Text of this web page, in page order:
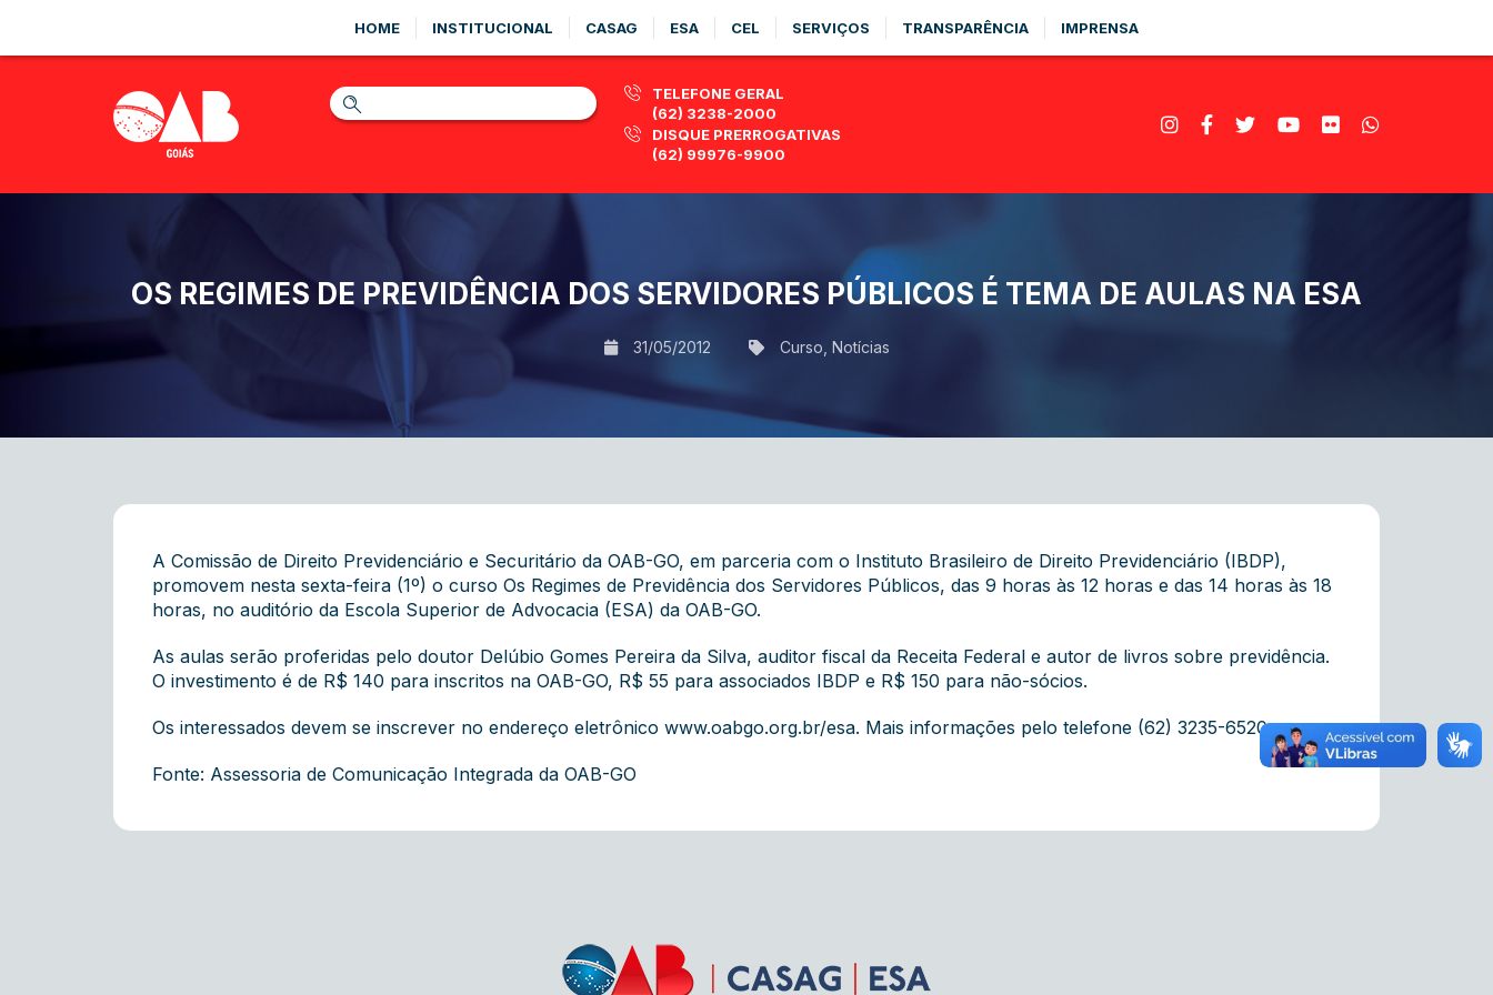
HOME INSTITUCIONAL CASAG ESA CEL SERVIÇOS TRANSPARÊNCIA IMPRENSA
TELEFONE GERAL
(62) 3238-2000
DISQUE PRERROGATIVAS
(62) 99976-9900
OS REGIMES DE PREVIDÊNCIA DOS SERVIDORES PÚBLICOS É TEMA DE AULAS NA ESA
31/05/2012 Curso Notícias
A Comissão de Direito Previdenciário e Securitário da OAB-GO, em parceria com o Instituto Brasileiro de Direito Previdenciário (IBDP),
promovem nesta sexta-feira (1º) o curso Os Regimes de Previdência dos Servidores Públicos, das 9 horas às 12 horas e das 14 horas às 18
horas, no auditório da Escola Superior de Advocacia (ESA) da OAB-GO.
As aulas serão proferidas pelo doutor Delúbio Gomes Pereira da Silva, auditor fiscal da Receita Federal e autor de livros sobre previdência.
O investimento é de R$ 140 para inscritos na OAB-GO, R$ 55 para associados IBDP e R$ 150 para não-sócios.
Os interessados devem se inscrever no endereço eletrônico www.oabgo.org.br/esa. Mais informações pelo telefone (62) 3235-6520.
Fonte: Assessoria de Comunicação Integrada da OAB-GO